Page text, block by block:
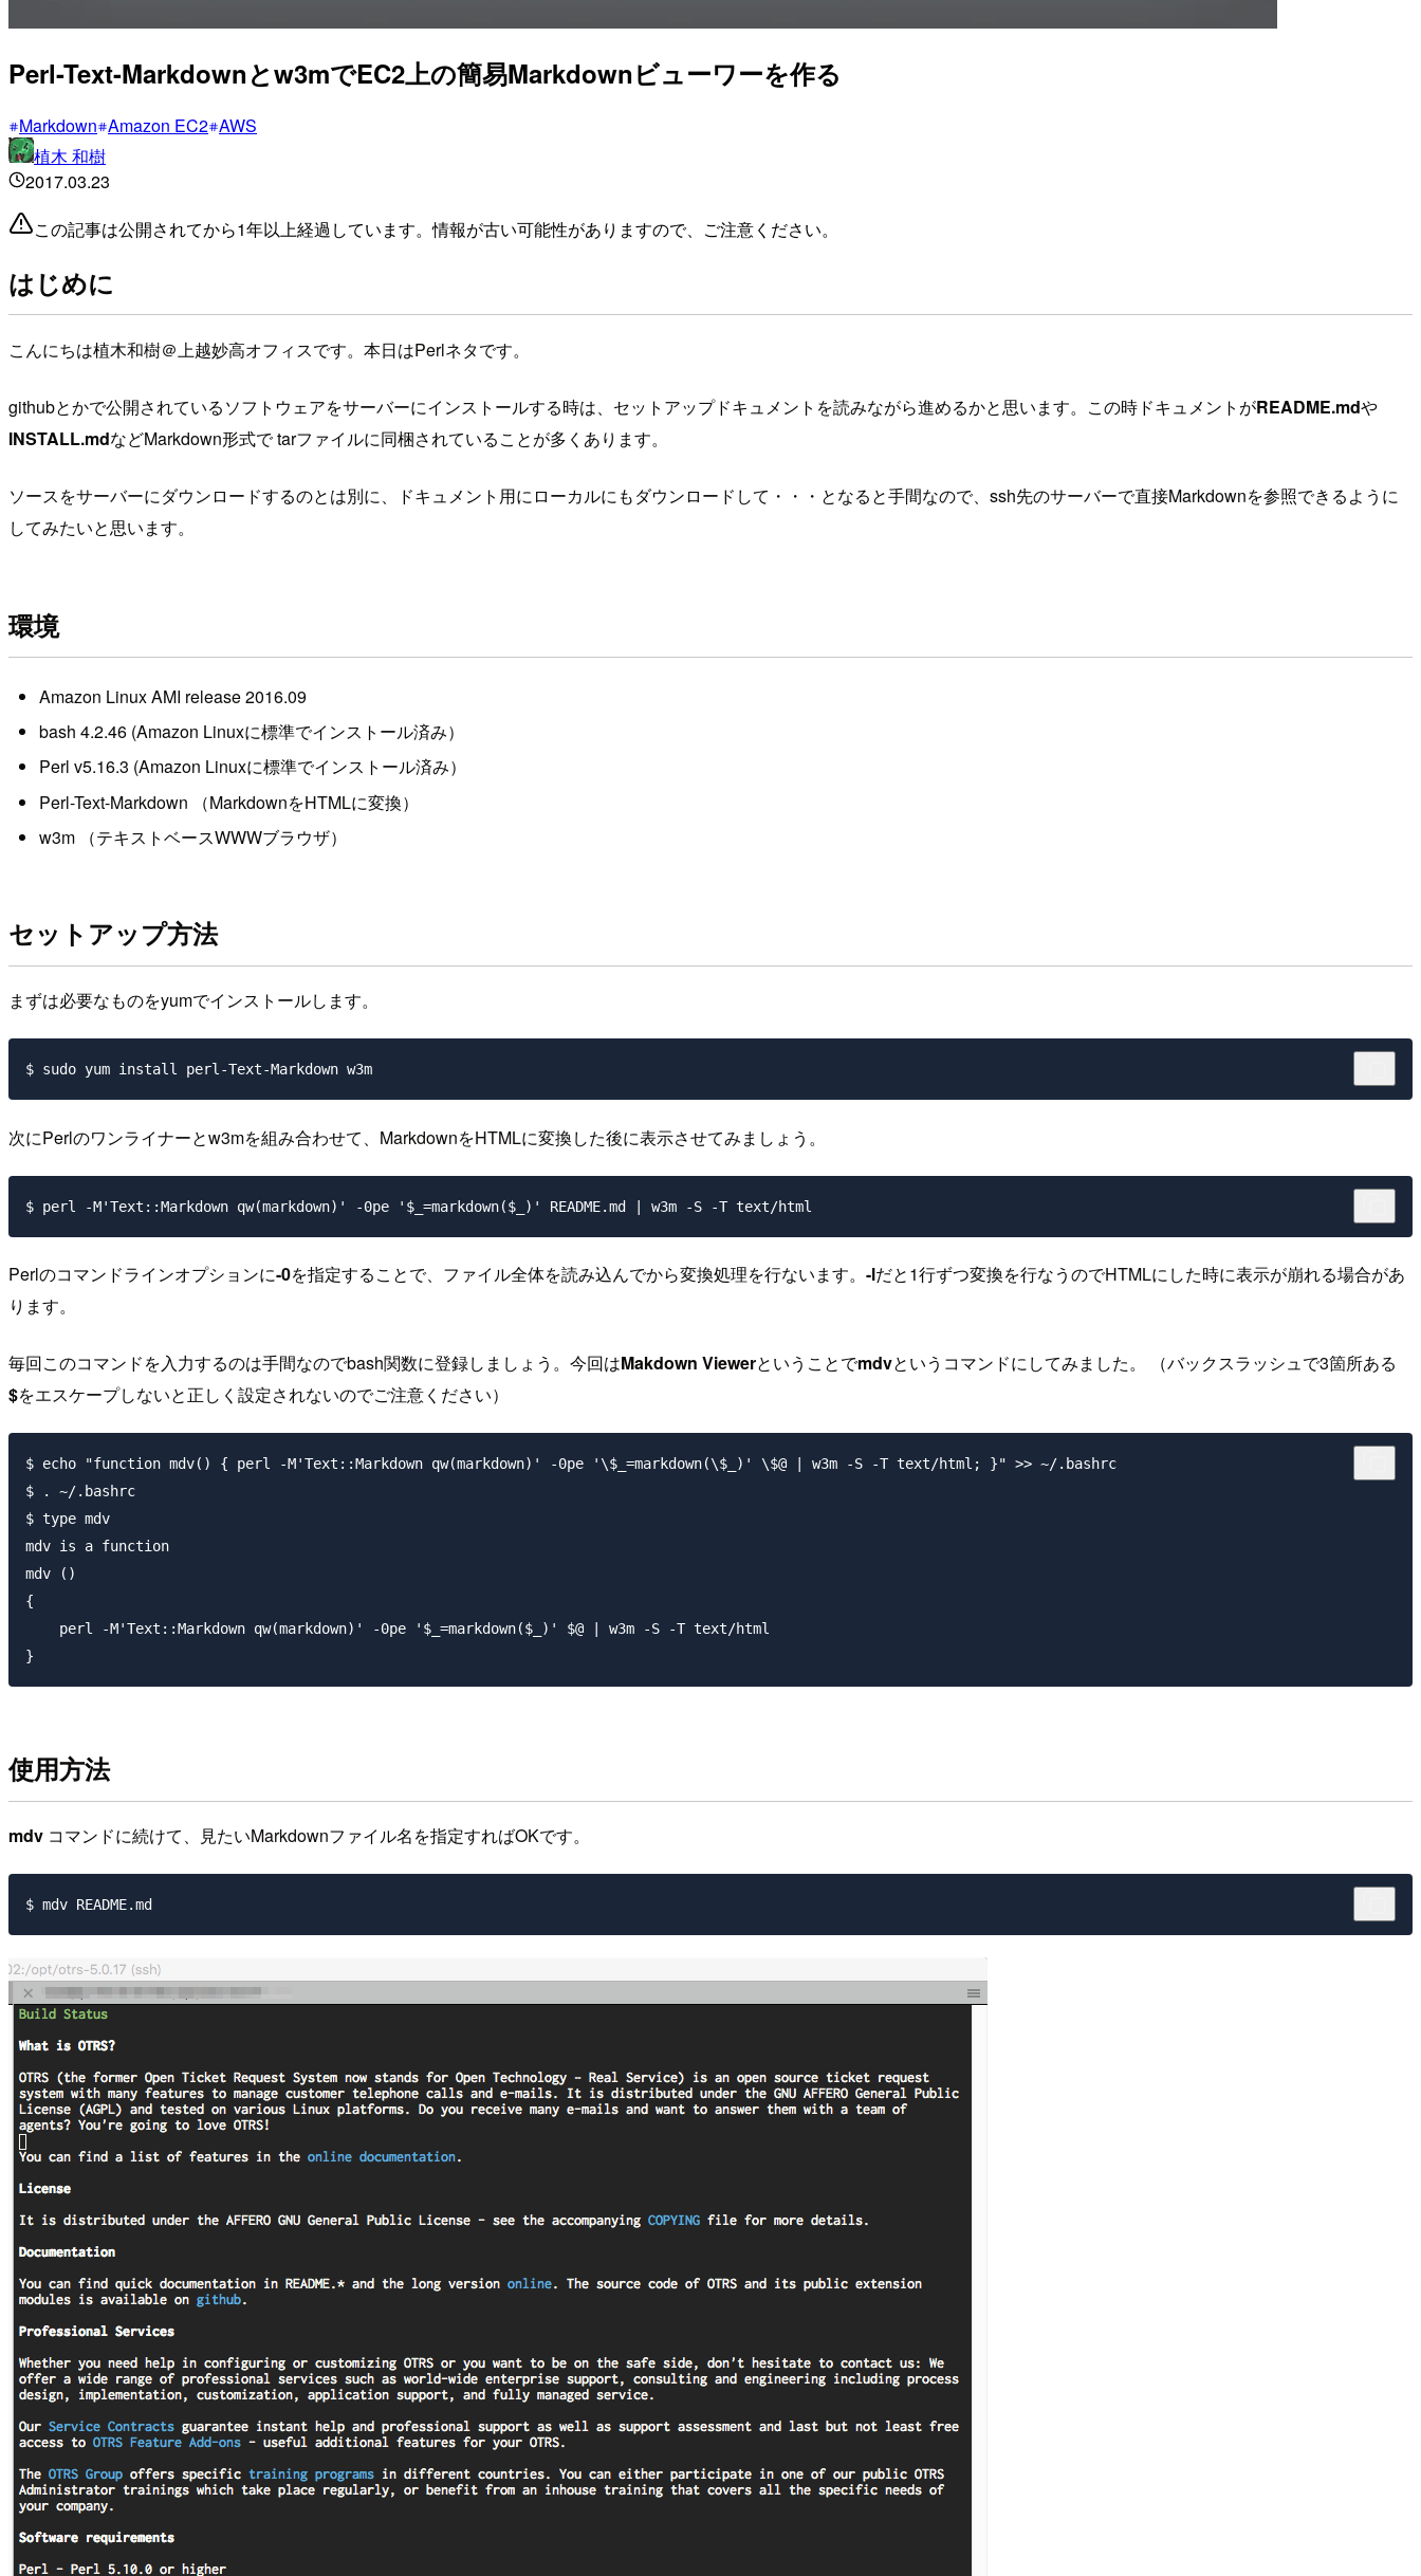
Perl-Text-Markdownとw3mでEC2上の簡易Markdownビューワーを作る
Markdown Amazon EC2 AWS
植木 和樹
2017.03.23
この記事は公開されてから1年以上経過しています。情報が古い可能性がありますので、ご注意ください。
はじめに
こんにちは植木和樹＠上越妙高オフィスです。本日はPerlネタです。
githubとかで公開されているソフトウェアをサーバーにインストールする時は、セットアップドキュメントを読みながら進めるかと思います。この時ドキュメントがREADME.mdや
INSTALL.mdなどMarkdown形式で tarファイルに同梱されていることが多くあります。
ソースをサーバーにダウンロードするのとは別に、ドキュメント用にローカルにもダウンロードして・・・となると手間なので、ssh先のサーバーで直接Markdownを参照できるように
してみたいと思います。
環境
Amazon Linux AMI release 2016.09
bash 4.2.46 (Amazon Linuxに標準でインストール済み）
Perl v5.16.3 (Amazon Linuxに標準でインストール済み）
Perl-Text-Markdown （MarkdownをHTMLに変換）
w3m （テキストベースWWWブラウザ）
セットアップ方法
まずは必要なものをyumでインストールします。
次にPerlのワンライナーとw3mを組み合わせて、MarkdownをHTMLに変換した後に表示させてみましょう。
Perlのコマンドラインオプションに-0を指定することで、ファイル全体を読み込んでから変換処理を行ないます。 -lだと1行ずつ変換を行なうのでHTMLにした時に表示が崩れる場合があ
ります。
毎回このコマンドを入力するのは手間なのでbash関数に登録しましょう。今回はMakdown Viewerということでmdvというコマンドにしてみました。 （バックスラッシュで3箇所ある
$をエスケープしないと正しく設定されないのでご注意ください）
$ echo "function mdv() { perl -M'Text::Markdown qw(markdown)' -0pe '\$_=markdown(\$_)' \$@ | w3m -S -T text/html; }" >> ~/.bashrc
$ . ~/.bashrc
$ type mdv
mdv is a function
mdv ()
{
    perl -M'Text::Markdown qw(markdown)' -0pe '$_=markdown($_)' $@ | w3m -S -T text/html
使用方法
mdv コマンドに続けて、見たいMarkdownファイル名を指定すればOKです。